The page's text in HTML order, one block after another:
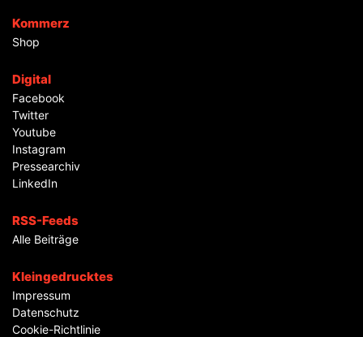
Kommerz
Shop
Digital
Facebook
Twitter
Youtube
Instagram
Pressearchiv
LinkedIn
RSS-Feeds
Alle Beiträge
Kleingedrucktes
Impressum
Datenschutz
Cookie-Richtlinie